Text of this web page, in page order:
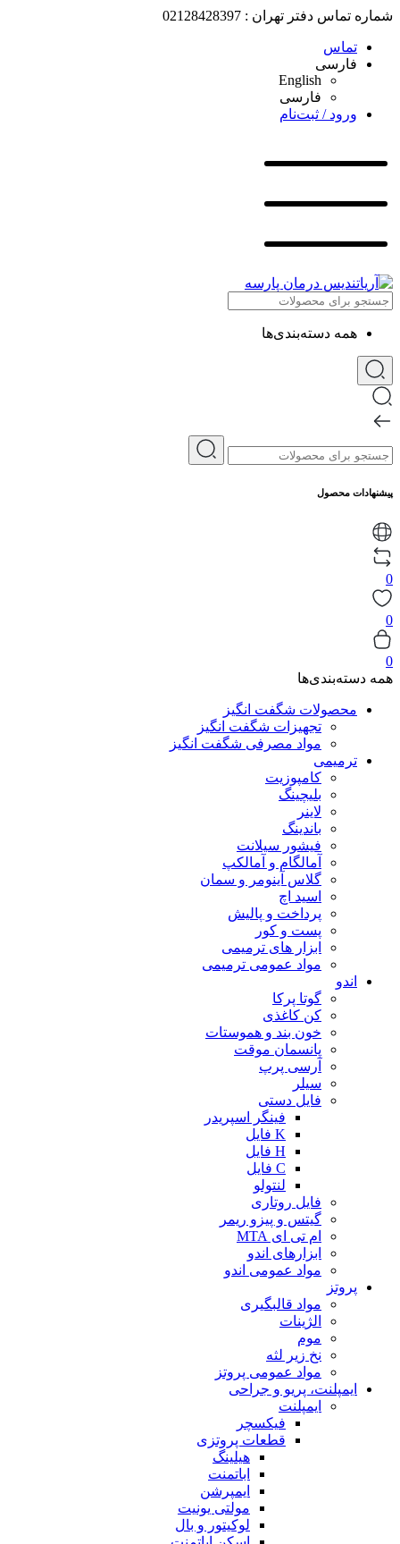
شماره تماس دفتر تهران : 02128428397
تماس
فارسی
English
فارسی
ورود / ثبت‌نام
همه دسته‌بندی‌ها
پیشنهادات محصول
0
0
0
همه دسته‌بندی‌ها
محصولات شگفت انگیز
تجهیزات شگفت انگیز
مواد مصرفی شگفت انگیز
ترمیمی
کامپوزیت
بلیچینگ
لاینر
باندینگ
فیشور سیلانت
آمالگام و آمالکپ
گلاس آینومر و سمان
اسید اچ
پرداخت و پالیش
پست و کور
ابزار های ترمیمی
مواد عمومی ترمیمی
اندو
گوتا پرکا
کن کاغذی
خون بند و هموستات
پانسمان موقت
آرسی پرپ
سیلر
فایل دستی
فینگر اسپریدر
K فایل
H فایل
C فایل
لنتولو
فایل روتاری
گیتس و پیزو ریمر
ام تی ای MTA
ابزارهای اندو
مواد عمومی اندو
پروتز
مواد قالبگیری
الژینات
موم
نخ زیر لثه
مواد عمومی پروتز
ایمپلنت، پریو و جراحی
ایمپلنت
فیکسچر
قطعات پروتزی
هیلینگ
اباتمنت
ایمپرشن
مولتی یونیت
لوکیتور و بال